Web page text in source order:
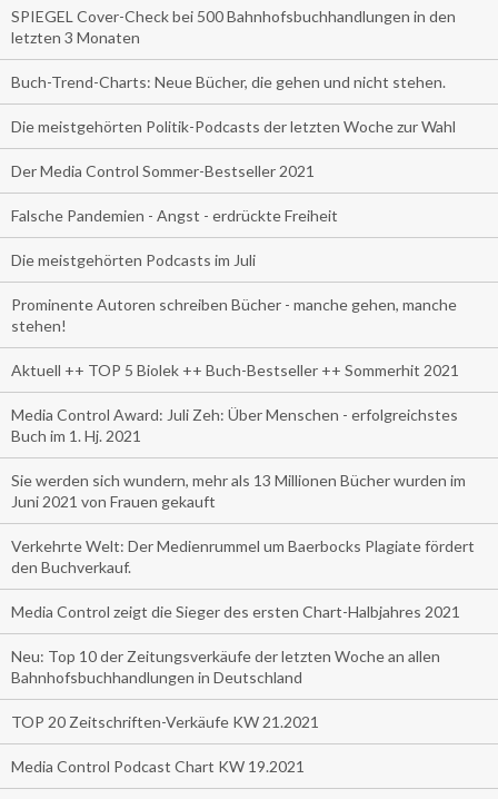
SPIEGEL Cover-Check bei 500 Bahnhofsbuchhandlungen in den
letzten 3 Monaten
Buch-Trend-Charts: Neue Bücher, die gehen und nicht stehen.
Die meistgehörten Politik-Podcasts der letzten Woche zur Wahl
Der Media Control Sommer-Bestseller 2021
Falsche Pandemien - Angst - erdrückte Freiheit
Die meistgehörten Podcasts im Juli
Prominente Autoren schreiben Bücher - manche gehen, manche
stehen!
Aktuell ++ TOP 5 Biolek ++ Buch-Bestseller ++ Sommerhit 2021
Media Control Award: Juli Zeh: Über Menschen - erfolgreichstes
Buch im 1. Hj. 2021
Sie werden sich wundern, mehr als 13 Millionen Bücher wurden im
Juni 2021 von Frauen gekauft
Verkehrte Welt: Der Medienrummel um Baerbocks Plagiate fördert
den Buchverkauf.
Media Control zeigt die Sieger des ersten Chart-Halbjahres 2021
Neu: Top 10 der Zeitungsverkäufe der letzten Woche an allen
Bahnhofsbuchhandlungen in Deutschland
TOP 20 Zeitschriften-Verkäufe KW 21.2021
Media Control Podcast Chart KW 19.2021